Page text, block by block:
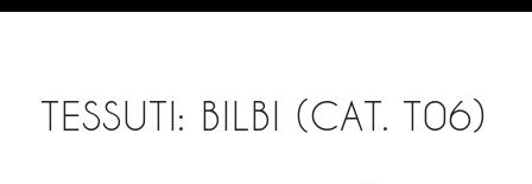
TESSUTI: BILBI (CAT. T06)